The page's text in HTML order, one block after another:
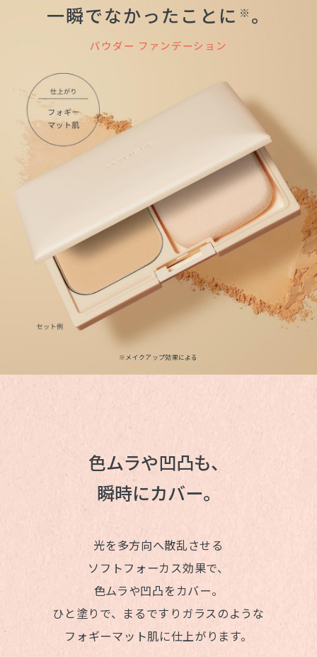
一瞬でなかったことに ※ 。
パウダー ファンデーション
※メイクアップ効果による
色ムラや凹凸も、
瞬時にカバー。
光を多方向へ散乱させる
ソフトフォーカス効果で、
色ムラや凹凸をカバー。
ひと塗りで、まるですりガラスのような
フォギーマット肌に仕上がります。